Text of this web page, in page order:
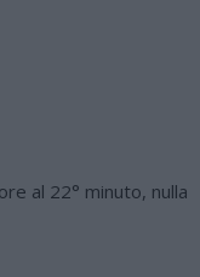
al 22° minuto, nulla